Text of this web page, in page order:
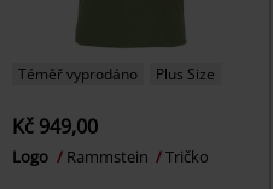
Téměř vyprodáno Plus Size
Kč 949,00
Logo Rammstein Tričko